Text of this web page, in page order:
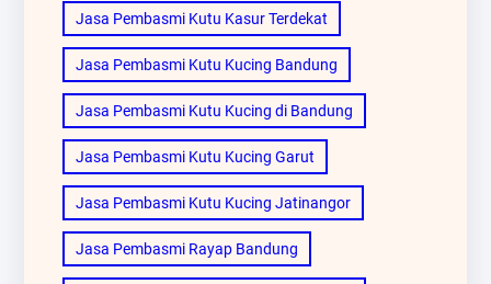
Jasa Pembasmi Kutu Kasur Terdekat
Jasa Pembasmi Kutu Kucing Bandung
Jasa Pembasmi Kutu Kucing di Bandung
Jasa Pembasmi Kutu Kucing Garut
Jasa Pembasmi Kutu Kucing Jatinangor
Jasa Pembasmi Rayap Bandung